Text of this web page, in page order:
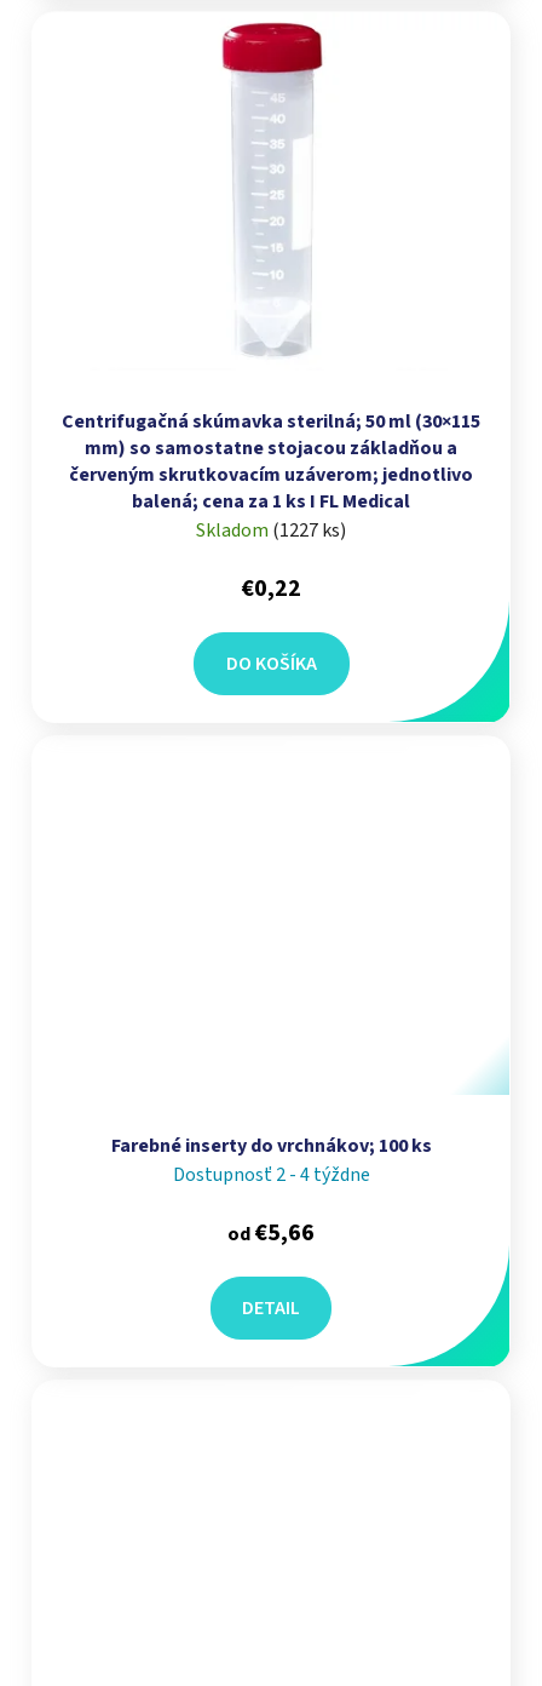
Centrifugačná skúmavka sterilná; 50 ml (30×115
mm) so samostatne stojacou základňou a
červeným skrutkovacím uzáverom; jednotlivo
balená; cena za 1 ks I FL Medical
Skladom (1227 ks)
€0,22
DO KOŠÍKA
Farebné inserty do vrchnákov; 100 ks
Dostupnosť 2 - 4 týždne
od€5,66
DETAIL